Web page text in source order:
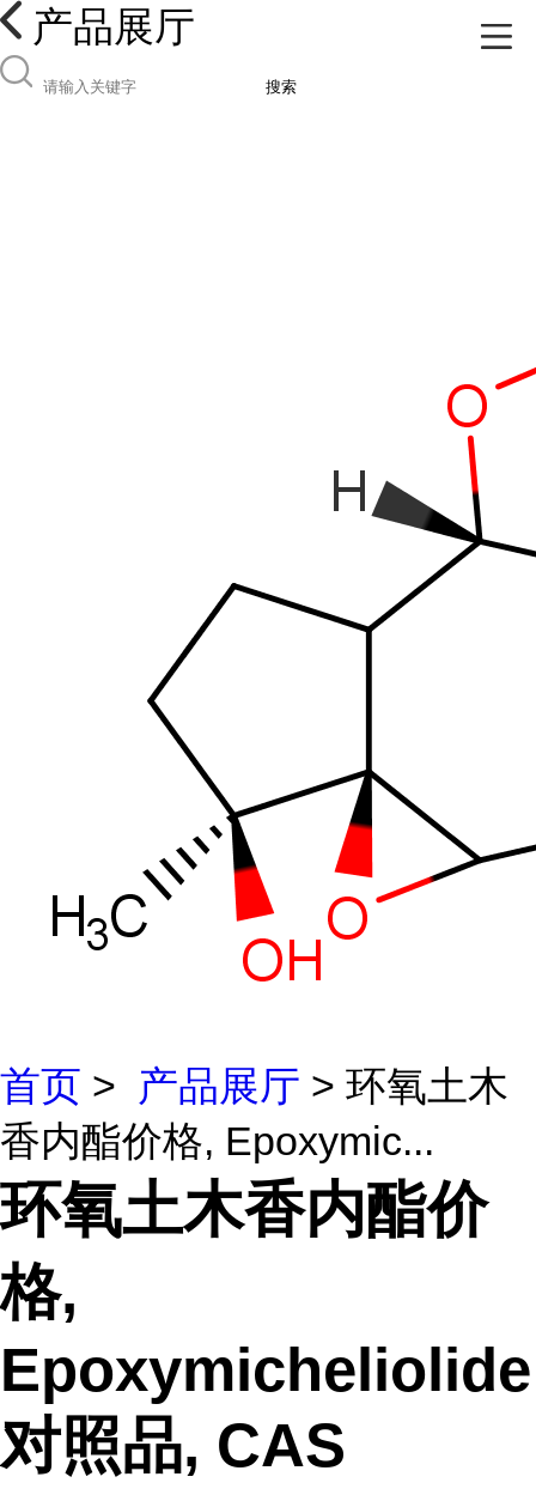
产品展厅
搜索
首页 > 产品展厅 > 环氧土木
香内酯价格, Epoxymic...
环氧土木香内酯价
格,
Epoxymicheliolide
对照品, CAS